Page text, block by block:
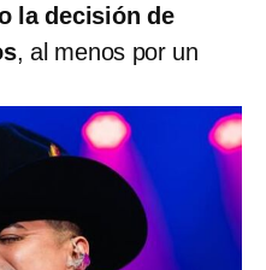
la decisión de
, al menos por un